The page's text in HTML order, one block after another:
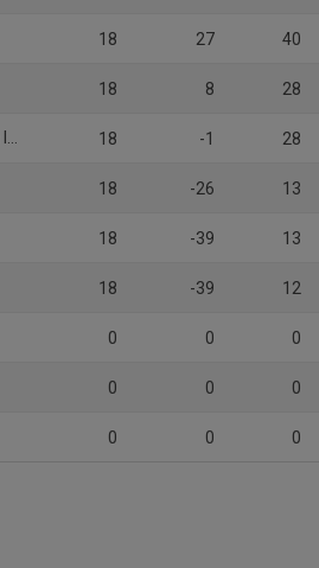
18 27 40
18 8 28
18 -1 28
18 -26 13
18 -39 13
18 -39 12
0 0 0
0 0 0
0 0 0